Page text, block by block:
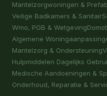
Mantelzorgwoningen &
Veilige Badkamers & Sanitair
Wmo, PGB & Wetgeving
Algemene
Mantelzorg & Ondersteuning
Hulpmiddelen Dagelijks
Medische Aandoeningen &
Onderhoud, Reparatie &